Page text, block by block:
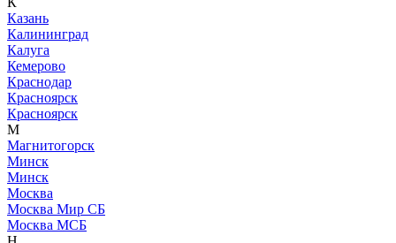
Казань
Калининград
Калуга
Кемерово
Краснодар
Красноярск
Красноярск
М
Магнитогорск
Минск
Минск
Москва
Москва Мир СБ
Москва МСБ